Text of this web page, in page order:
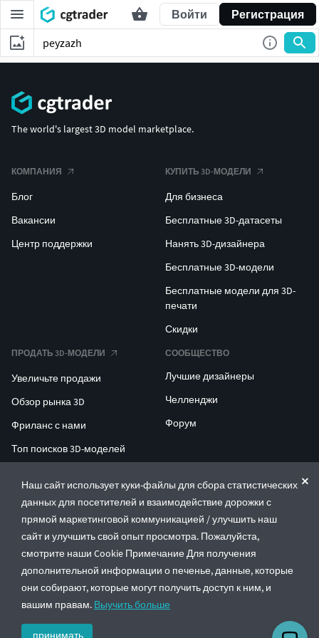
Войти Регистрация
Наш сайт использует куки-файлы для сбора статистических
данных для посетителей и взаимодействие дорожки с
прямой маркетинговой коммуникацией / улучшить наш
сайт и улучшить свой опыт просмотра. Пожалуйста,
смотрите наши Cookie Примечание Для получения
дополнительной информации о печенье, данные, которые
они собирают, которые могут получить доступ к ним, и
вашим правам. Выучить больше
принимать
The world's largest 3D model marketplace.
КОМПАНИЯ
Блог
Вакансии
Центр поддержки
КУПИТЬ 3D-МОДЕЛИ
Для бизнеса
Бесплатные 3D-датасеты
Нанять 3D-дизайнера
Бесплатные 3D-модели
Бесплатные модели для 3D-
печати
Скидки
ПРОДАТЬ 3D-МОДЕЛИ
Увеличьте продажи
Обзор рынка 3D
Фриланс с нами
Топ поисков 3D-моделей
СООБЩЕСТВО
Лучшие дизайнеры
Челленджи
Форум
ENTERPRISE 3D AT SCALE
© CGTrader 2011-2026
UAB CGTrader, Antakalnio st. 17, Vilnius, Lithuania
Правила и условияПолитика конфиденциальности
🇷🇺 Русский